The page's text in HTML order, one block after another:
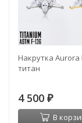
Накрутка Aurora
титан
4 500 ₽
В